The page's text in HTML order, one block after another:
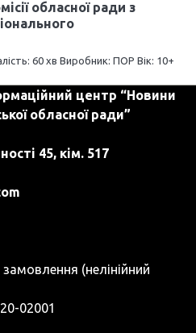
обласної ради з
60 хв Виробник: ПОР Вік: 10+
центр “Новини
обласної ради”
45, кім. 517
(нелінійний
02001